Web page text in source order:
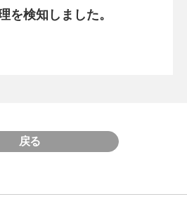
を検知しました。
戻る